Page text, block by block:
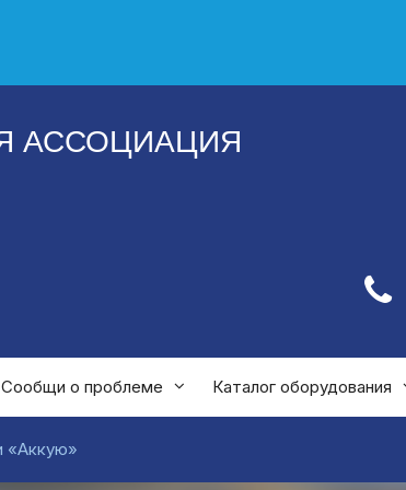
АССОЦИАЦИЯ
Сообщи о проблеме Каталог оборудования
«Аккую»